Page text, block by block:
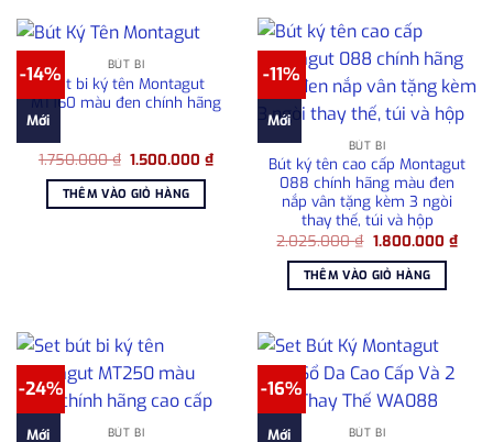
-14%
Mới
BÚT BI
Bút bi ký tên Montagut
MT160 màu đen chính hãng
1.750.000₫ Giá
là:
1.750.000 ₫.
1.500.000₫Giá
hiện
1.500.000 ₫.
THÊM VÀO GIỎ HÀNG
-11%
Mới
BÚT BI
Bút ký tên cao cấp Montagut
088 chính hãng màu đen
nắp vân tặng kèm 3 ngòi
thay thế, túi và hộp
2.025.000₫ Giá
là:
2.025.000 ₫.
1.800.000 ₫Giá
hiện
THÊM VÀO GIỎ HÀNG
-24%
Mới BÚT BI
-16%
Mới BÚT BI